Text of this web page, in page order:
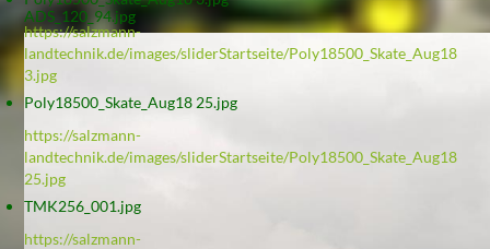
ADS_120_94.jpg
https://salzmann-
landtechnik.de/images/sliderStartseite/Poly18500_Skate_Aug18
3.jpg
Poly18500_Skate_Aug18 25.jpg
https://salzmann-
landtechnik.de/images/sliderStartseite/Poly18500_Skate_Aug18
25.jpg
TMK256_001.jpg
https://salzmann-